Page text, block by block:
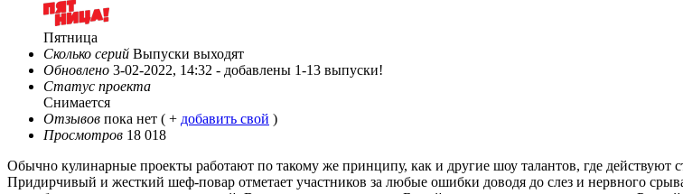
Пятница
Сколько серий Выпуски выходят
Обновлено 3-02-2022, 14:32 - добавлены 1-13 выпуски!
Статус проекта
Снимается
Отзывов пока нет ( + добавить свой )
Просмотров 18 018
Обычно кулинарные проекты работают по такому же принципу, как и другие шоу талантов, где
Придирчивый и жесткий шеф-повар отметает участников за любые ошибки доводя до слез и нервного